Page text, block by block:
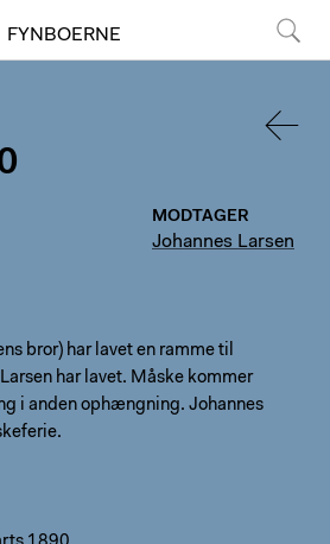
FYNBOERNE
MODTAGER
Johannes Larsen
bror) har lavet en ramme til
har lavet. Måske kommer
i anden ophængning. Johannes